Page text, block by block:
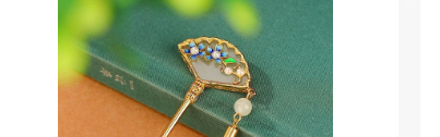
き、ありがとうございました。